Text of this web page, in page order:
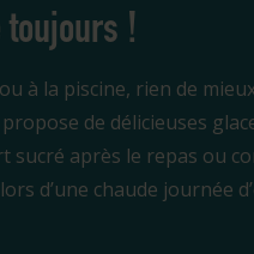
toujours !
à la piscine, rien de
de délicieuses
sucré après le repas ou
d’une chaude journée